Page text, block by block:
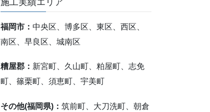
施工実績エリア
福岡市：中央区、博多区、東区、西区、
南区、早良区、城南区
糟屋郡： 新宮町、久山町、粕屋町、志免
町、篠栗町、須恵町、宇美町
その他(福岡県)：筑前町、大刀洗町、朝倉